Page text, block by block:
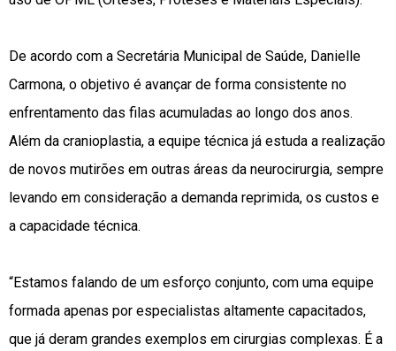
De acordo com a Secretária Municipal de Saúde, Danielle
Carmona, o objetivo é avançar de forma consistente no
enfrentamento das filas acumuladas ao longo dos anos.
Além da cranioplastia, a equipe técnica já estuda a realização
de novos mutirões em outras áreas da neurocirurgia, sempre
levando em consideração a demanda reprimida, os custos e
a capacidade técnica.
“Estamos falando de um esforço conjunto, com uma equipe
formada apenas por especialistas altamente capacitados,
que já deram grandes exemplos em cirurgias complexas. É a